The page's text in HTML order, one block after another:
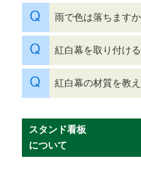
雨で色は落ちますか
紅白幕を取り付け
紅白幕の材質を教え
スタンド看板
について